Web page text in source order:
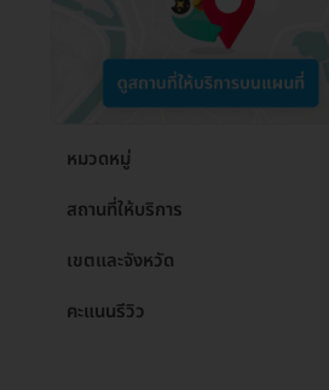
หมวดหมู่
สถานที่ให้บริการ
เขตและจังหวัด
คะแนนรีวิว